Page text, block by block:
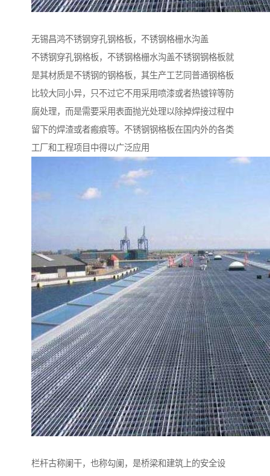
无锡昌鸿不锈钢穿孔钢格板，不锈钢格栅水沟盖
不锈钢穿孔钢格板，不锈钢格栅水沟盖不锈钢钢格板就
是其材质是不锈钢的钢格板，其生产工艺同普通钢格板
比较大同小异，只不过它不用采用喷漆或者热镀锌等防
腐处理，而是需要采用表面抛光处理以除掉焊接过程中
留下的焊渣或者瘢痕等。不锈钢钢格板在国内外的各类
工厂和工程项目中得以广泛应用
栏杆古称阑干，也称勾阑，是桥梁和建筑上的安全设